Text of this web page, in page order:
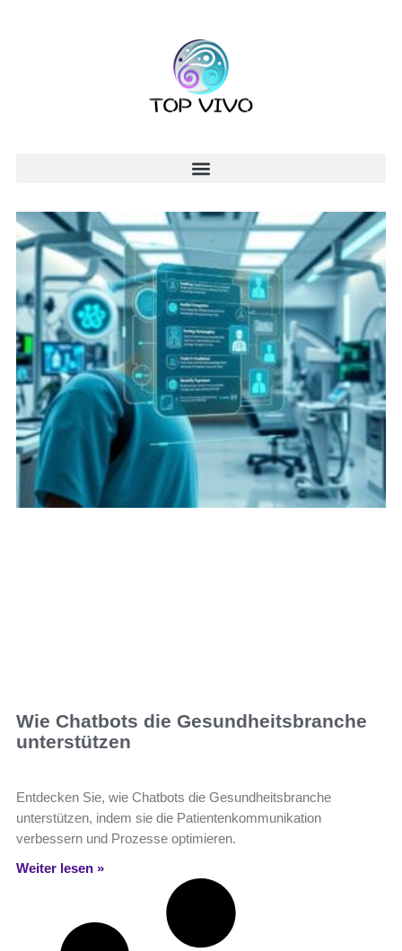
Wie Chatbots die Gesundheitsbranche
unterstützen
Entdecken Sie, wie Chatbots die Gesundheitsbranche
unterstützen, indem sie die Patientenkommunikation
verbessern und Prozesse optimieren.
Weiter lesen »